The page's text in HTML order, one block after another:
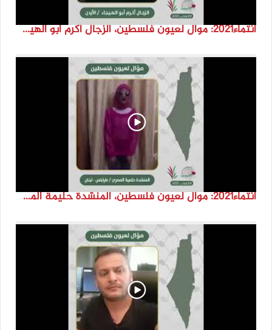
انتماء2021: موال لعيون فلسطين، الزجال أكرم أبو الهيجا، الاردن
انتماء2021: موال لعيون فلسطين، المنشدة حليمة المصري، لبنان